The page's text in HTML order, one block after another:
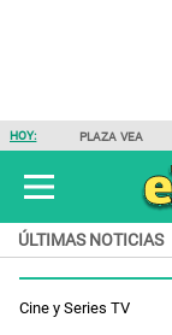
HOY: PLAZA VEA
ÚLTIMAS NOTICIAS
Cine y Series TV